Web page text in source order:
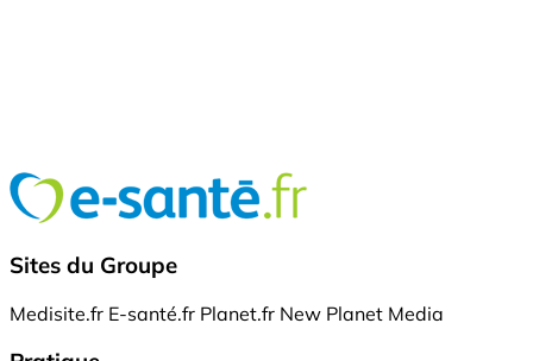
Sites du Groupe
Medisite.fr E-santé.fr Planet.fr New Planet Media